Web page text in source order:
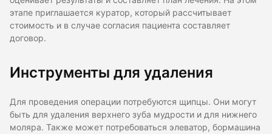
этапе приглашается куратор, который рассчитывает
стоимость и в случае согласия пациента составляет
договор.
Инструменты для удаления
Для проведения операции потребуются щипцы. Они могут
быть для удаления верхнего зуба мудрости и для нижнего
моляра. Также может потребоваться элеватор, бормашина